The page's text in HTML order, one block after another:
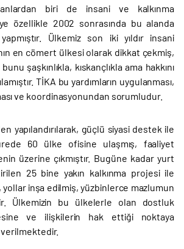
biri de insani ve kalkınma
özellikle 2002 sonrasında bu alanda
Ülkemiz son iki yıldır insani
en cömert ülkesi olarak dikkat çekmiş,
şaşkınlıkla, kıskançlıkla ama hakkını
TİKA bu yardımların uygulanması,
ve koordinasyonundan sorumludur.
yapılandırılarak, güçlü siyasi destek ile
60 ülke ofisine ulaşmış, faaliyet
üzerine çıkmıştır. Bugüne kadar yurt
25 bine yakın kalkınma projesi ile
inşa edilmiş, yüzbinlerce mazlumun
Ülkemizin bu ülkelerle olan dostluk
ve ilişkilerin hak ettiği noktaya